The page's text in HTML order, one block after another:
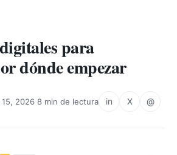
para
dónde empezar
15, 2026 8 min de lectura in X @